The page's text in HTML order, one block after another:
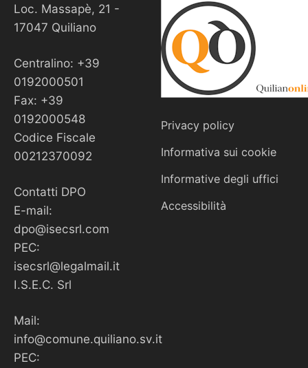
Loc. Massapè, 21 -
17047 Quiliano
Centralino: +39
0192000501
Fax: +39
0192000548
Codice Fiscale
00212370092
Contatti DPO
E-mail:
dpo@isecsrl.com
PEC:
isecsrl@legalmail.it
I.S.E.C. Srl
Mail:
info@comune.quiliano.sv.it
PEC:
Privacy policy
Informativa sui cookie
Informative degli uffici
Accessibilità